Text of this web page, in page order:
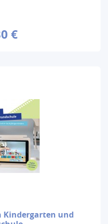
€
Kindergarten und